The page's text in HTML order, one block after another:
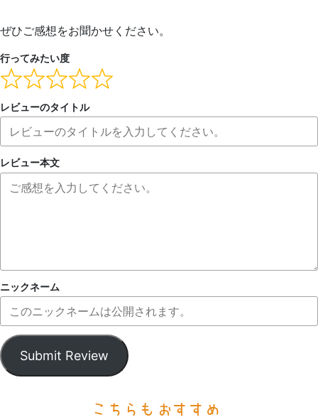
ぜひご感想をお聞かせください。
行ってみたい度
レビューのタイトル
レビュー本文
ニックネーム
Submit Review